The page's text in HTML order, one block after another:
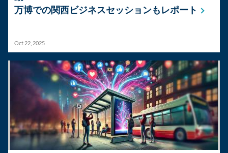
万博での関西ビジネスセッションもレポート
Oct 22, 2025